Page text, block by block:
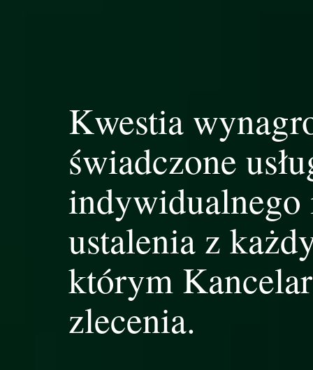
Kwestia
świadczone
indywidualnego
ustalenia z
którym
zlecenia.